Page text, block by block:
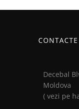
CONTACTE
Decebal
Moldova
( vezi pe